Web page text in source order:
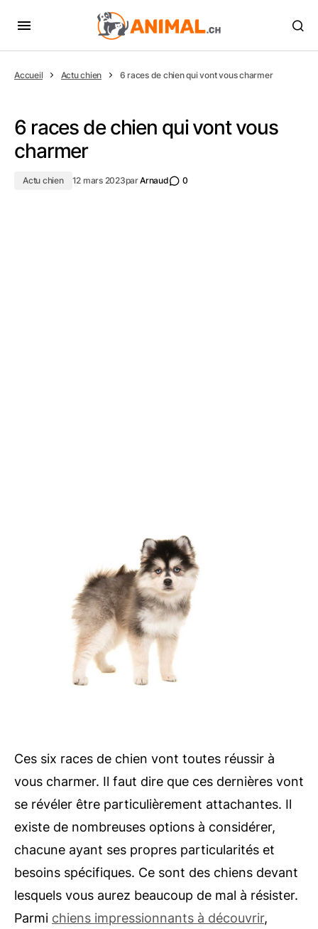
Accueil Actu chien 6 races de chien qui vont vous charmer
6 races de chien qui vont vous
charmer
Actu chien 12 mars 2023parArnaud 0
Ces six races de chien vont toutes réussir à
vous charmer. Il faut dire que ces dernières vont
se révéler être particulièrement attachantes. Il
existe de nombreuses options à considérer,
chacune ayant ses propres particularités et
besoins spécifiques. Ce sont des chiens devant
lesquels vous aurez beaucoup de mal à résister.
Parmi chiens impressionnants à découvrir,